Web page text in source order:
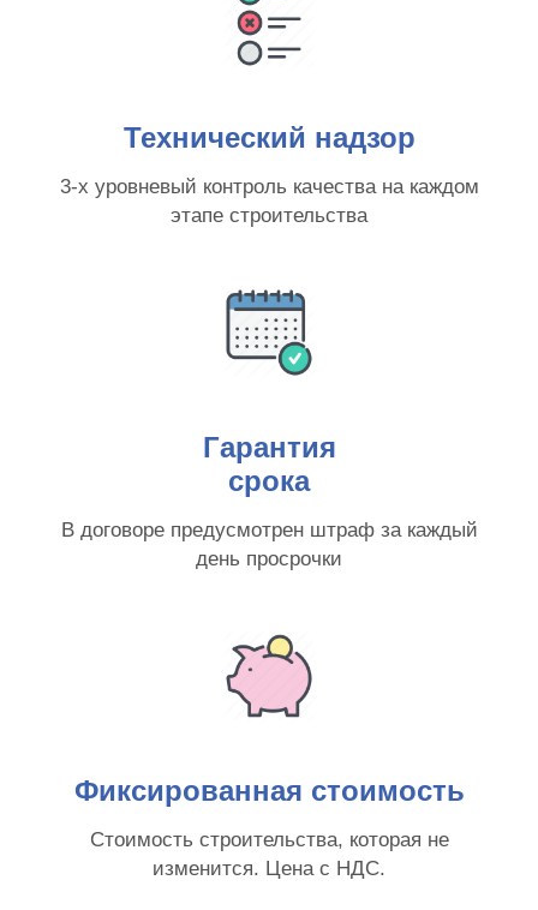
Технический надзор
3-х уровневый контроль качества на каждом
этапе строительства
Гарантия
срока
В договоре предусмотрен штраф за каждый
день просрочки
Фиксированная стоимость
Стоимость строительства, которая не
изменится. Цена с НДС.